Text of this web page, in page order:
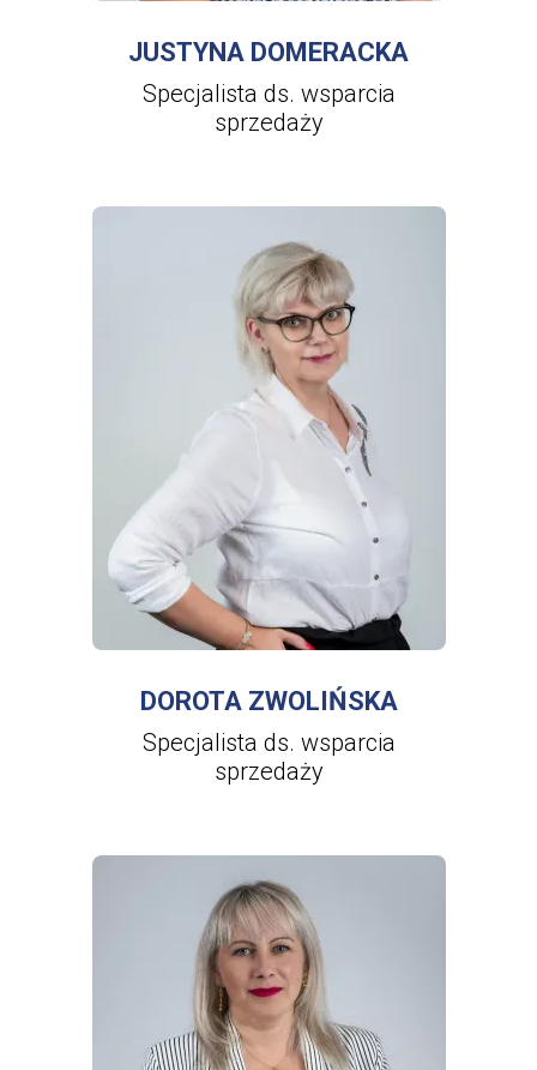
JUSTYNA DOMERACKA
Specjalista ds. wsparcia
sprzedaży
WIĘCEJ INFORMACJIO
DOROTA
ZWOLIŃSKA
DOROTA ZWOLIŃSKA
Specjalista ds. wsparcia
sprzedaży